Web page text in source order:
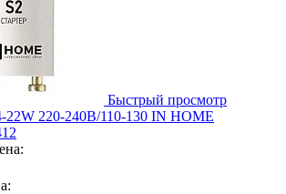
Быстрый просмотр
22W 220-240В/110-130 IN HOME